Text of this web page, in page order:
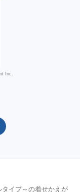
Inc.
イプ～の着せかえが